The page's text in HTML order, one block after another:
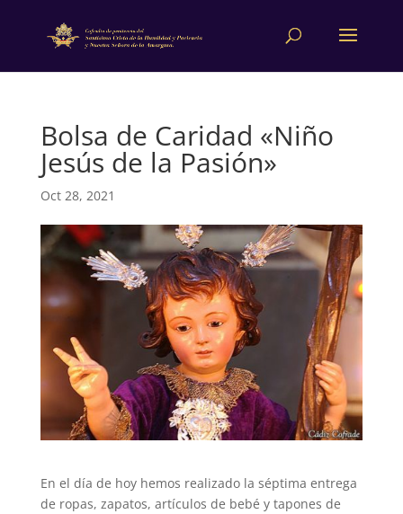
Bolsa de Caridad «Niño
Jesús de la Pasión»
Oct 28, 2021
En el día de hoy hemos realizado la séptima entrega
de ropas, zapatos, artículos de bebé y tapones de